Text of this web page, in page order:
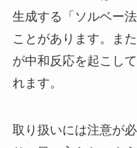
生成する「ソルベー
ことがあります。ま
が中和反応を起こし
れます。
取り扱いには注意が